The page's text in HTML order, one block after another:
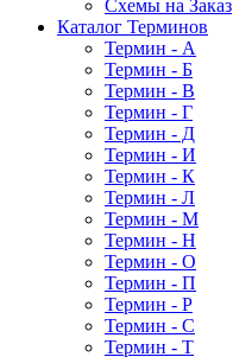
Схемы на Заказ
Каталог Терминов
Термин - А
Термин - Б
Термин - В
Термин - Г
Термин - Д
Термин - И
Термин - К
Термин - Л
Термин - М
Термин - Н
Термин - О
Термин - П
Термин - Р
Термин - С
Термин - Т